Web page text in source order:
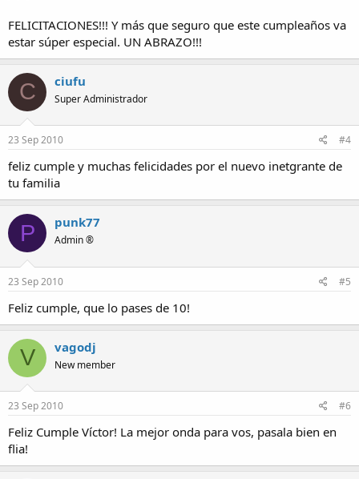
FELICITACIONES!!! Y más que seguro que este cumpleaños va
estar súper especial. UN ABRAZO!!!
C ciufu
Super Administrador
23 Sep 2010 #4
feliz cumple y muchas felicidades por el nuevo inetgrante de
tu familia
P punk77
Admin ®
23 Sep 2010 #5
Feliz cumple, que lo pases de 10!
V vagodj
New member
23 Sep 2010 #6
Feliz Cumple Víctor! La mejor onda para vos, pasala bien en
flia!